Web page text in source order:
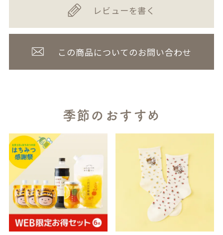
レビューを書く
この商品についてのお問い合わせ
季節のおすすめ